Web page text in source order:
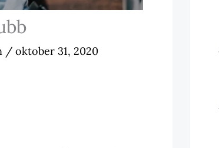
/ oktober 31, 2020